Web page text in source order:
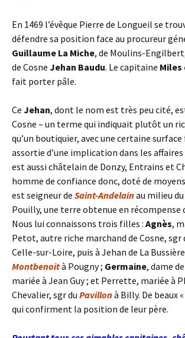
En 1469 l’évêque Pierre de Longueil se
défendre sa position face au procureur
Guillaume La Miche, de Moulins-
de Cosne Jehan Baudu. Le capitaine Miles
fait porter pâle.
Ce Jehan, dont le nom est très peu cité,
Cosne – un terme qui indiquait plutôt un
qu’un boutiquier, avec une certaine
assortie d’une implication dans les
est aussi châtelain de Donzy, Entrains et
homme de confiance donc, doté de
est seigneur de Saint-Andelainau milieu
Pouilly, une terre obtenue en récompense
Nous lui connaissons trois filles : Agnès,
Petot, autre riche marchand de Cosne, sgr
Celle-sur-Loire, puis à Jehan de La
Montbenoità Pougny ; Germaine, dame
mariée à Jean Guy ; et Perrette, mariée à
Chevalier, sgr du Pavillonà Billy. De beaux «
qui confirment la position de leur père.